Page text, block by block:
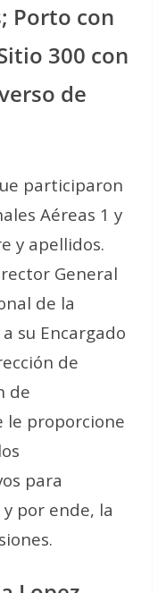
Porto con
300 con
de
participaron
Aéreas 1 y
y apellidos.
General
de la
su Encargado
de
de
le proporcione
para
por ende, la